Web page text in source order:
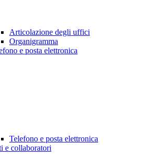
Articolazione degli uffici
Organigramma
e posta elettronica
Telefono e posta elettronica
e collaboratori